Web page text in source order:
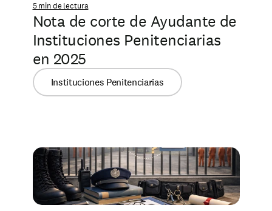
5 min de lectura
Nota de corte de Ayudante de
Instituciones Penitenciarias
en 2025
Instituciones Penitenciarias